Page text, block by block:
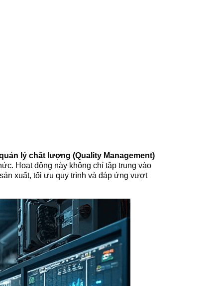
lý chất lượng (Quality Management)
Hoạt động này không chỉ tập trung vào
xuất, tối ưu quy trình và đáp ứng vượt